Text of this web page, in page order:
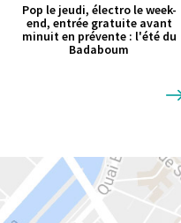
Pop le jeudi, électro le week-
end, entrée gratuite avant
minuit en prévente : l'été du
Badaboum